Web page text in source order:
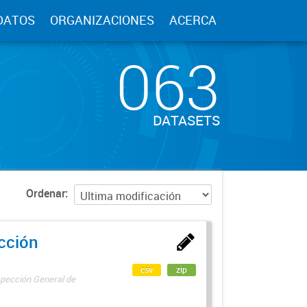
ORGANIZACIONES ACERCA
063
DATASETS
Ordenar
General de
csv zip